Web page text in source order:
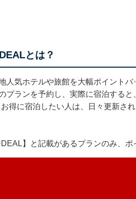
とは？
人気ホテルや旅館を大幅ポイント
プランを予約し、実際に宿泊する
得に宿泊したい人は、日々更新さ
】と記載があるプランのみ、ポ